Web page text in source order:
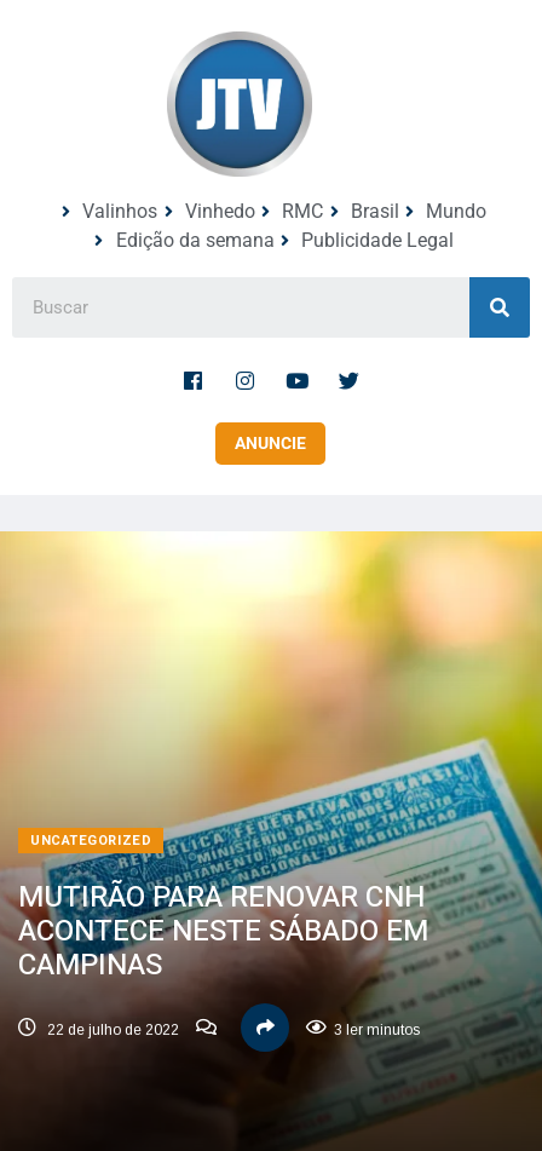
Valinhos Vinhedo RMC Brasil
Mundo
Edição da semana
Publicidade Legal
ANUNCIE
UNCATEGORIZED
MUTIRÃO PARA RENOVAR CNH
ACONTECE NESTE SÁBADO EM
CAMPINAS
22 de julho de 2022 3 ler minutos